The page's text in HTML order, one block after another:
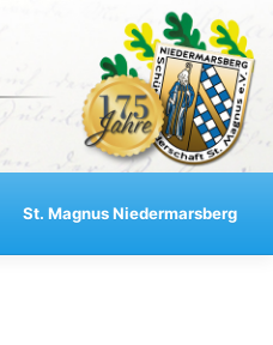
St. Magnus Niedermarsberg